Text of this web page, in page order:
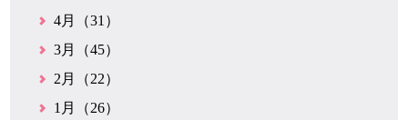
4月（31）
3月（45）
2月（22）
1月（26）